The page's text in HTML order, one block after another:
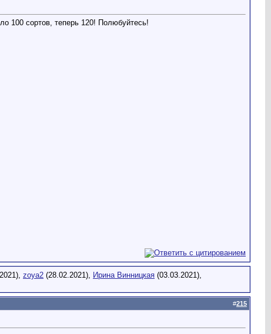
100 сортов, теперь 120! Полюбуйтесь!
zoya2 (28.02.2021), Ирина Винницкая (03.03.2021),
#215